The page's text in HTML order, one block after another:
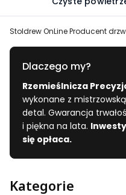
Stoldrew OnLine Producent
Dlaczego my?
Rzemieślnicza
wykonane z
detal. Gwarancja
i piękna na lata.
się opłaca.
Kategorie